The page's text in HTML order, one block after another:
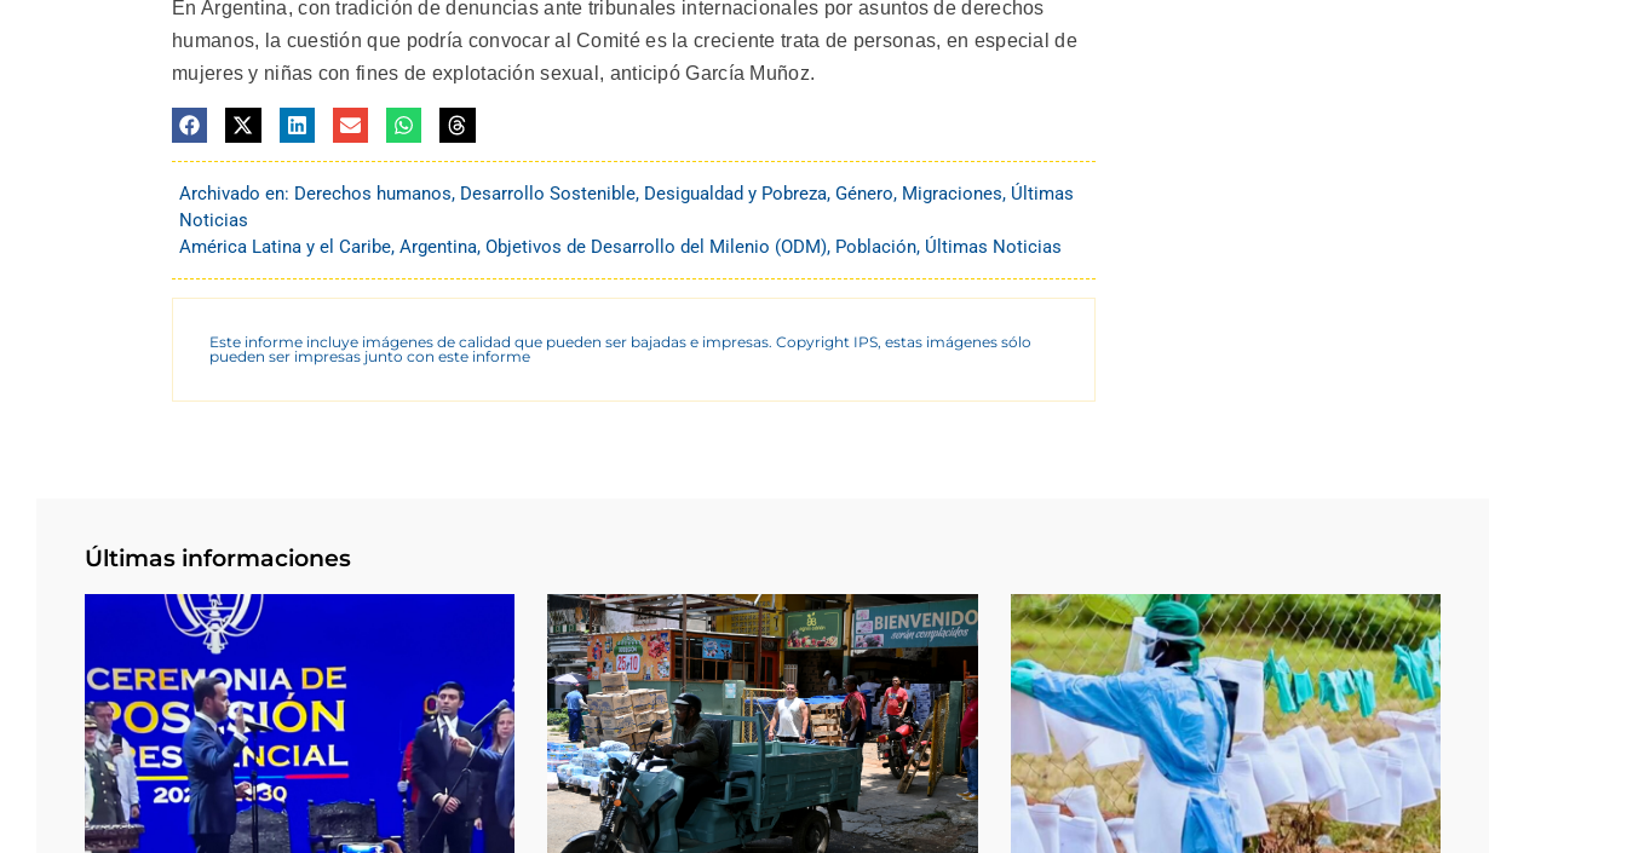
En Argentina, con tradición de denuncias ante tribunales internacionales por asuntos de derechos
humanos, la cuestión que podría convocar al Comité es la creciente trata de personas, en especial de
mujeres y niñas con fines de explotación sexual, anticipó García Muñoz.
Archivado en: Derechos humanos, Desarrollo Sostenible, Desigualdad y Pobreza, Género, Migraciones, Últimas
Noticias
América Latina y el Caribe, Argentina, Objetivos de Desarrollo del Milenio (ODM), Población, Últimas Noticias
Este informe incluye imágenes de calidad que pueden ser bajadas e impresas. Copyright IPS, estas imágenes sólo
pueden ser impresas junto con este informe
Últimas informaciones